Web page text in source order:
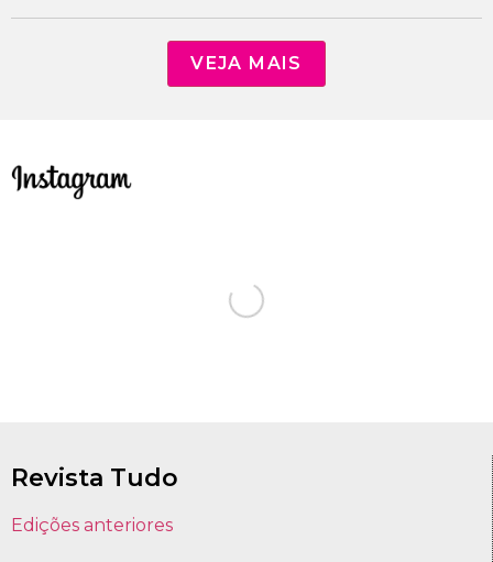
VEJA MAIS
Revista Tudo
Edições anteriores